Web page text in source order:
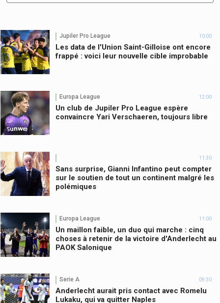
Jupiler Pro League 10:00
Les data de l'Union Saint-Gilloise ont encore
frappé : voici leur nouvelle cible improbable
Europa League 12:00
Un club de Jupiler Pro League espère
convaincre Yari Verschaeren, toujours libre
11:30
Sans surprise, Gianni Infantino peut compter
sur le soutien de tout un continent malgré les
polémiques
Europa League 11:00
Un maillon faible, un duo qui marche : cinq
choses à retenir de la victoire d'Anderlecht au
PAOK Salonique
Serie A 09:30
Anderlecht aurait pris contact avec Romelu
Lukaku, qui va quitter Naples